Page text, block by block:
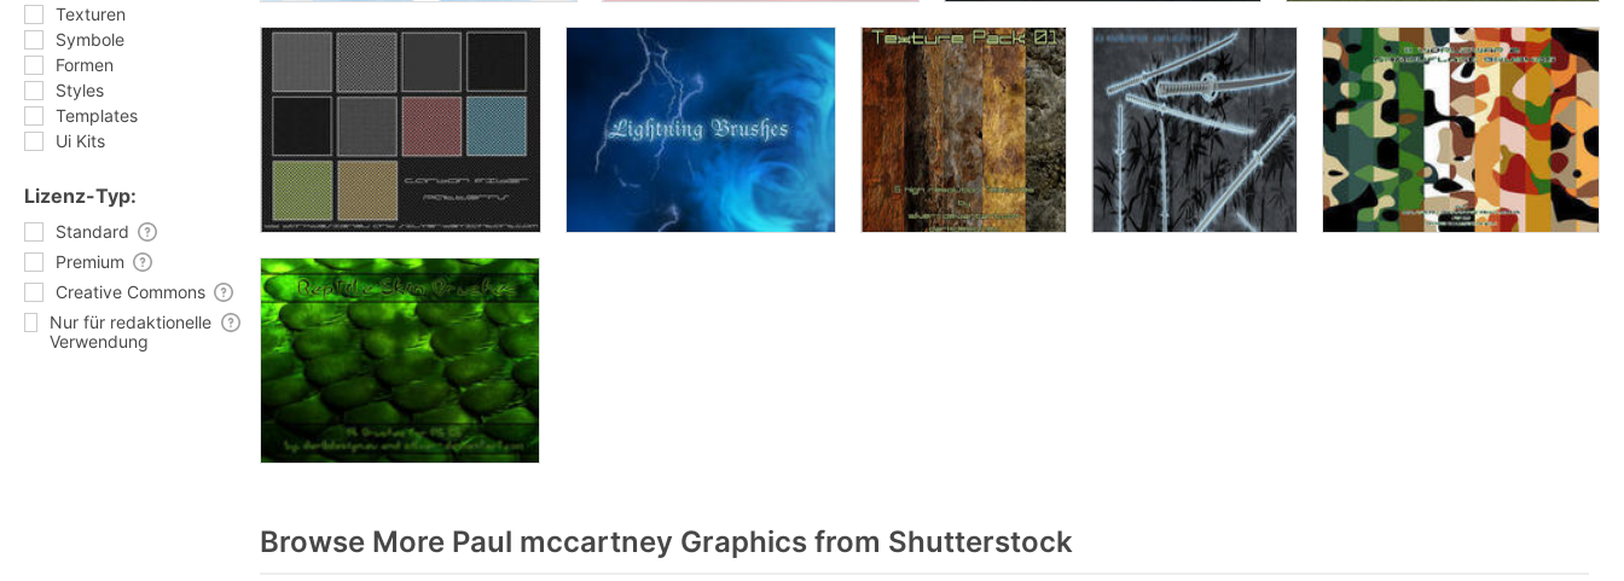
Texturen
Symbole
Formen
Styles
Templates
Ui Kits
Lizenz-Typ:
Standard
Premium
Creative Commons
Nur für redaktionelle
Verwendung
Browse More Paul mccartney Graphics from Shutterstock